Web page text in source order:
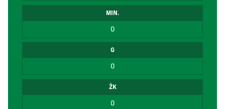
MIN.
0
G
0
ŽK
0